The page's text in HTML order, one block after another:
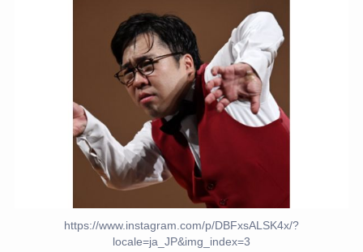
https://www.instagram.com/p/DBFxsALSK4x/?
locale=ja_JP&img_index=3